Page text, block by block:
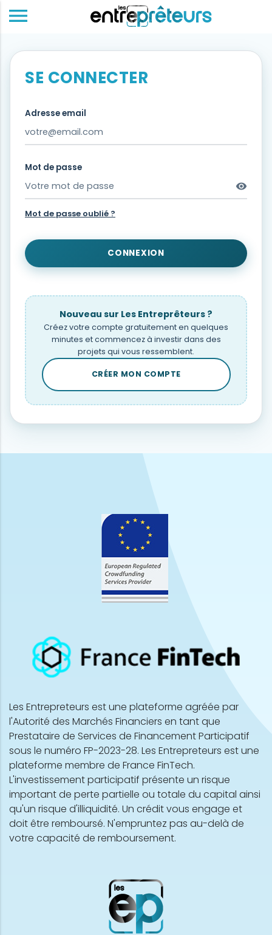
menu
SE CONNECTER
Adresse email
Mot de passe
visibility
Mot de passe oublié ?
CONNEXION
Nouveau sur Les Entreprêteurs ?
Créez votre compte gratuitement en quelques
minutes et commencez à investir dans des
projets qui vous ressemblent.
CRÉER MON COMPTE
Les Entrepreteurs est une plateforme agréée par
l'Autorité des Marchés Financiers en tant que
Prestataire de Services de Financement Participatif
sous le numéro FP-2023-28. Les Entrepreteurs est une
plateforme membre de France FinTech.
L'investissement participatif présente un risque
important de perte partielle ou totale du capital ainsi
qu'un risque d'illiquidité. Un crédit vous engage et
doit être remboursé. N'empruntez pas au-delà de
votre capacité de remboursement.